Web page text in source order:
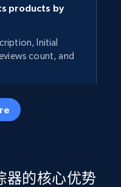
products by
Initial
count, and
器的核心优势